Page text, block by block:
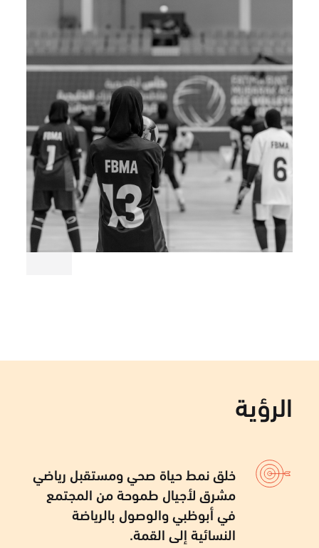
الرؤية
خلق نمط حياة صحي ومستقبل رياضي
مشرق لأجيال طموحة من المجتمع
في أبوظبي والوصول بالرياضة
النسائية إلى القمة.